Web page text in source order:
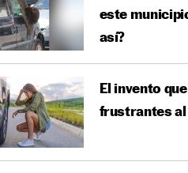
este
así?
El invento
frustrantes al